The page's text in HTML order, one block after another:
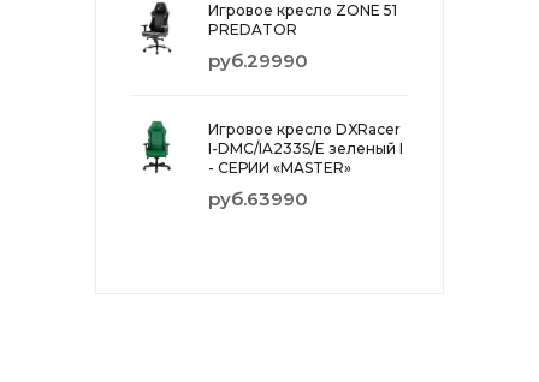
Игровое кресло ZONE 51
PREDATOR
руб.29990
Игровое кресло DXRacer
I-DMC/IA233S/E зеленый I
- СЕРИИ «MASTER»
руб.63990